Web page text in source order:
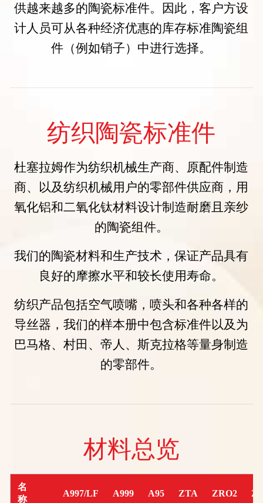
供越来越多的陶瓷标准件。因此，客户方设
计人员可从各种经济优惠的库存标准陶瓷组
件（例如销子）中进行选择。
纺织陶瓷标准件
杜塞拉姆作为纺织机械生产商、原配件制造
商、以及纺织机械用户的零部件供应商，用
氧化铝和二氧化钛材料设计制造耐磨且亲纱
的陶瓷组件。
我们的陶瓷材料和生产技术，保证产品具有
良好的摩擦水平和较长使用寿命。
纺织产品包括空气喷嘴，喷头和各种各样的
导丝器，我们的样本册中包含标准件以及为
巴马格、村田、帝人、斯克拉格等量身制造
的零部件。
材料总览